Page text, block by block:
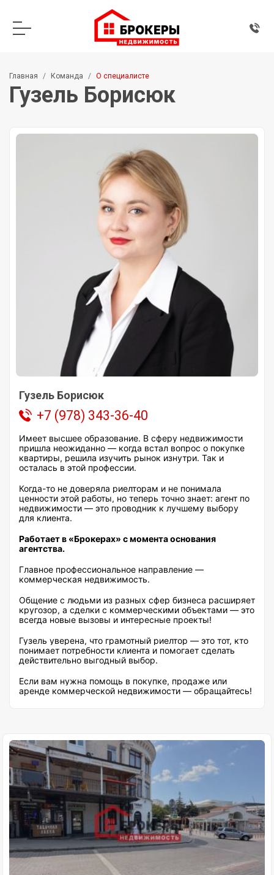
Главная Команда О специалисте
Гузель Борисюк
Гузель Борисюк
+7 (978) 343-36-40
Имеет высшее образование. В сферу недвижимости
пришла неожиданно — когда встал вопрос о покупке
квартиры, решила изучить рынок изнутри. Так и
осталась в этой профессии.
Когда-то не доверяла риелторам и не понимала
ценности этой работы, но теперь точно знает: агент по
недвижимости — это проводник к лучшему выбору
для клиента.
Работает в «Брокерах» с момента основания
агентства.
Главное профессиональное направление —
коммерческая недвижимость.
Общение с людьми из разных сфер бизнеса расширяет
кругозор, а сделки с коммерческими объектами — это
всегда новые вызовы и интересные проекты!
Гузель уверена, что грамотный риелтор — это тот, кто
понимает потребности клиента и помогает сделать
действительно выгодный выбор.
Если вам нужна помощь в покупке, продаже или
аренде коммерческой недвижимости — обращайтесь!